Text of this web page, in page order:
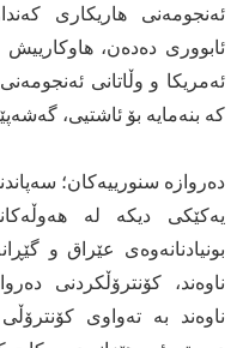
ئەنجومەنی هاریکاری
ئابووری دەدەن،
ئەمریکا و وڵاتانی
کە بنەمایە بۆ ئاشتیی،
دەروازە سنورییەکان؛
یەکێکی دیکە لە
بونیادنانەوەی عێراق و
ناوەند، کۆنترۆڵکردنی
ناوەند بە تەواوی